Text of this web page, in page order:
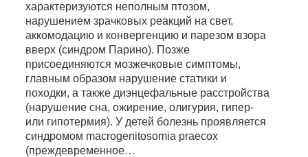
характеризуются неполным птозом,
нарушением зрачковых реакций на свет,
аккомодацию и конвергенцию и парезом взора
вверх (синдром Парино). Позже
присоединяются мозжечковые симптомы,
главным образом нарушение статики и
походки, а также диэнцефальные расстройства
(нарушение сна, ожирение, олигурия, гипер-
или гипотермия). У детей болезнь проявляется
синдромом macrogenitosomia praecox
(преждевременное…